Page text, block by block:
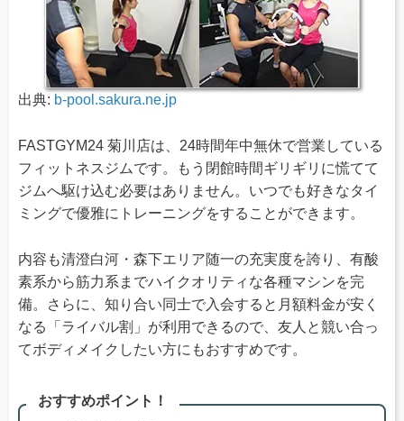
出典: b-pool.sakura.ne.jp
FASTGYM24 菊川店は、24時間年中無休で営業している
フィットネスジムです。もう閉館時間ギリギリに慌てて
ジムへ駆け込む必要はありません。いつでも好きなタイ
ミングで優雅にトレーニングをすることができます。
内容も清澄白河・森下エリア随一の充実度を誇り、有酸
素系から筋力系までハイクオリティな各種マシンを完
備。さらに、知り合い同士で入会すると月額料金が安く
なる「ライバル割」が利用できるので、友人と競い合っ
てボディメイクしたい方にもおすすめです。
おすすめポイント！